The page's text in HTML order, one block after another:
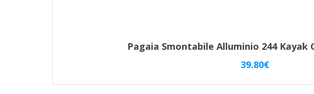
Pagaia Smontabile Alluminio 244 Kayak
39.80€